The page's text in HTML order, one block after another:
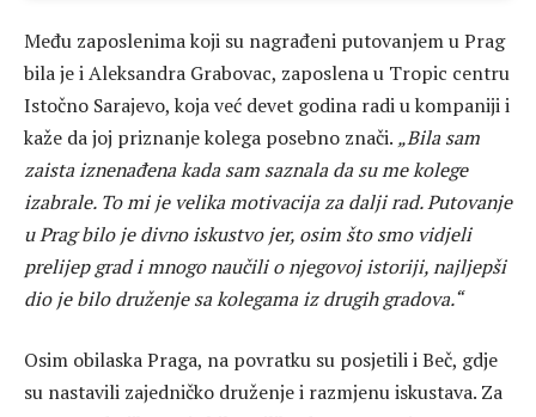
Među zaposlenima koji su nagrađeni putovanjem u Prag
bila je i Aleksandra Grabovac, zaposlena u Tropic centru
Istočno Sarajevo, koja već devet godina radi u kompaniji i
kaže da joj priznanje kolega posebno znači. „Bila sam
zaista iznenađena kada sam saznala da su me kolege
izabrale. To mi je velika motivacija za dalji rad. Putovanje
u Prag bilo je divno iskustvo jer, osim što smo vidjeli
prelijep grad i mnogo naučili o njegovoj istoriji, najljepši
dio je bilo druženje sa kolegama iz drugih gradova.“
Osim obilaska Praga, na povratku su posjetili i Beč, gdje
su nastavili zajedničko druženje i razmjenu iskustava. Za